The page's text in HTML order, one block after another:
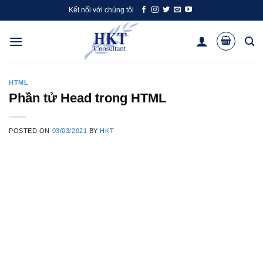
to
content
Kết nối với chúng tôi
HTML
Phần tử Head trong HTML
POSTED ON 03/03/2021 BY HKT